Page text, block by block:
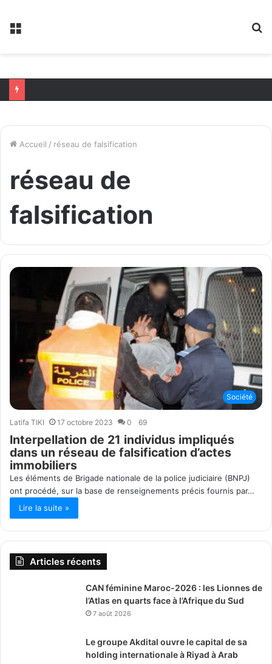
Menu
Accueil / réseau de falsification
réseau de
falsification
Société
Latifa TIKI 17 octobre 2023 0 69
Interpellation de 21 individus impliqués
dans un réseau de falsification d’actes
immobiliers
Les éléments de Brigade nationale de la police judiciaire (BNPJ)
ont procédé, sur la base de renseignements précis fournis par…
Lire la suite »
Articles récents
CAN féminine Maroc-2026 : les Lionnes de
l’Atlas en quarts face à l’Afrique du Sud
7 août 2026
Le groupe Akdital ouvre le capital de sa
holding internationale à Riyad à Arab